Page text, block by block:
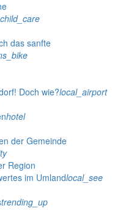
child_care
das sanfte
Doch wie?local_airport
hotel
der Gemeinde
Region
im Umlandlocal_see
trending_up